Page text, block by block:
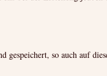
gespeichert, so auch auf